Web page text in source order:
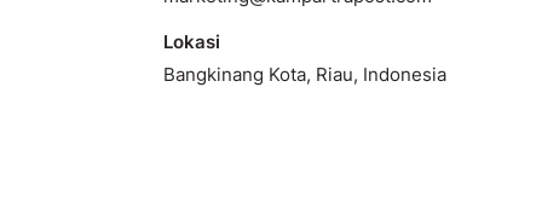
Lokasi
Bangkinang Kota, Riau, Indonesia